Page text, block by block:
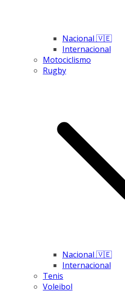
Nacional 🇻🇪
Internacional
Motociclismo
Rugby
Nacional 🇻🇪
Internacional
Tenis
Voleibol